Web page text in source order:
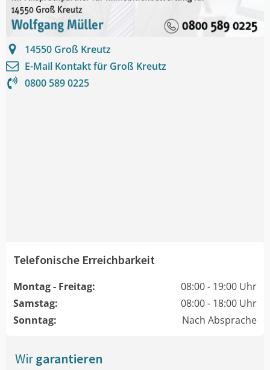
14550 Groß Kreutz
E-Mail Kontakt für Groß Kreutz
0800 589 0225
Telefonische Erreichbarkeit
Montag - Freitag:
08:00 - 19:00 Uhr
Samstag:
08:00 - 18:00 Uhr
Sonntag:
Nach Absprache
Wirgarantieren